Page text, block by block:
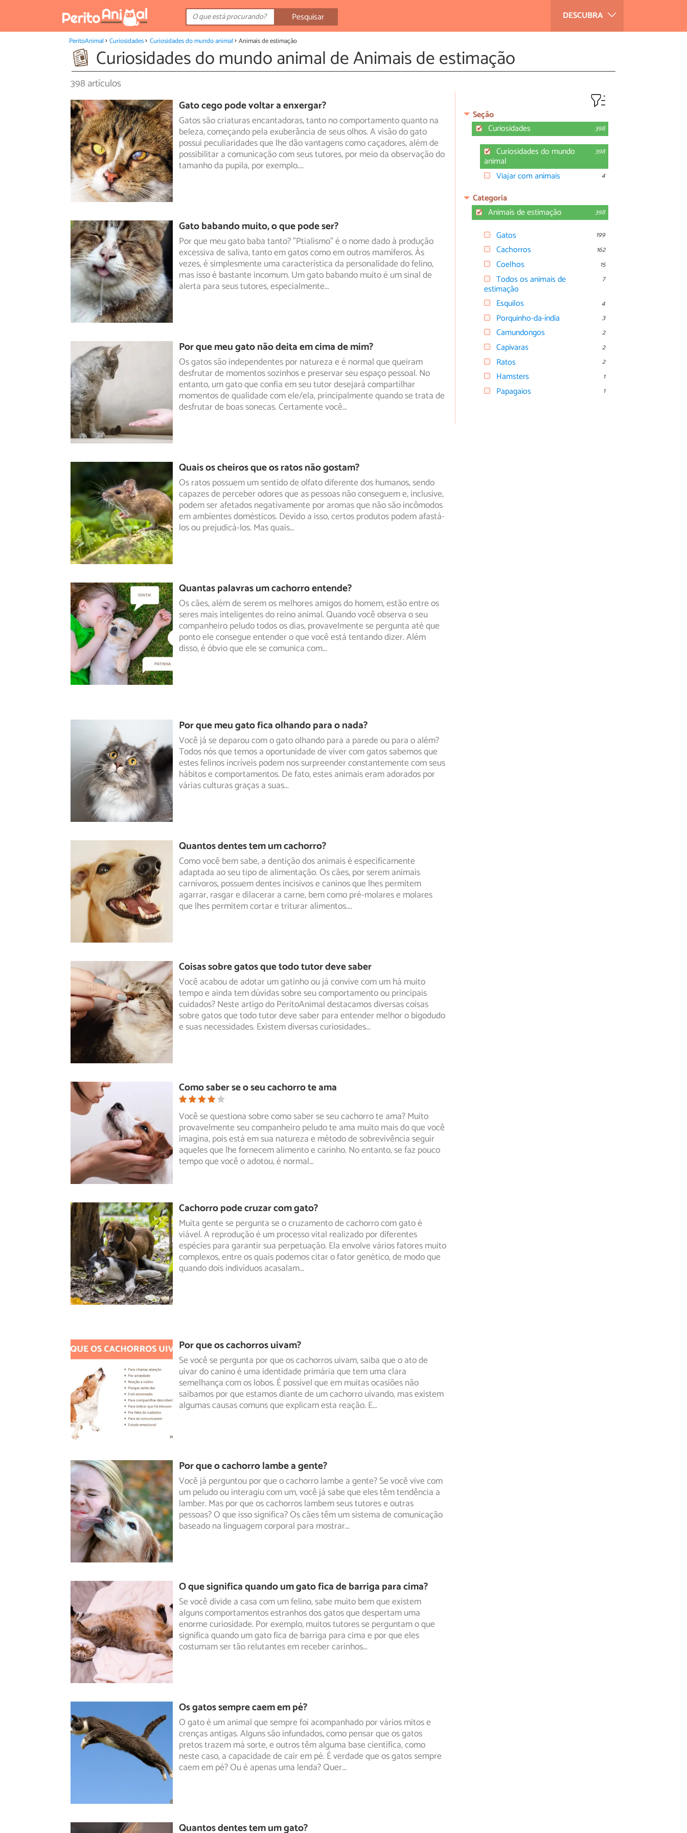
DESCUBRA
Pesquisar
PeritoAnimal Curiosidades Curiosidades do mundo animal Animais de estimação
Curiosidades do mundo animal de Animais de estimação
398 artículos
Gato cego pode voltar a enxergar?
Gatos são criaturas encantadoras, tanto no comportamento quanto na
beleza, começando pela exuberância de seus olhos. A visão do gato
possui peculiaridades que lhe dão vantagens como caçadores, além de
possibilitar a comunicação com seus tutores, por meio da observação do
tamanho da pupila, por exemplo....
Gato babando muito, o que pode ser?
Por que meu gato baba tanto? "Ptialismo" é o nome dado à produção
excessiva de saliva, tanto em gatos como em outros mamíferos. Às
vezes, ésimplesmente uma característica da personalidade do felino,
mas isso é bastante incomum. Um gato babando muito é um sinal de
alerta para seus tutores, especialmente...
Por que meu gato não deita em cima de mim?
Os gatos são independentes por natureza e é normal que queiram
desfrutar de momentos sozinhos e preservar seu espaço pessoal. No
entanto, umgato que confia em seu tutor desejará compartilhar
momentos de qualidade com ele/ela, principalmente quando se trata de
desfrutar de boas sonecas. Certamente você...
Quais os cheiros que os ratos não gostam?
Os ratos possuem um sentido de olfato diferente dos humanos, sendo
capazes de perceber odores que as pessoas não conseguem e, inclusive,
podemser afetados negativamente por aromas que não são incômodos
em ambientes domésticos. Devido a isso, certos produtos podem afastá-
los ou prejudicá-los. Mas quais...
Quantas palavras um cachorro entende?
Os cães, além de serem os melhores amigos do homem, estão entre os
seres mais inteligentes do reino animal. Quando você observa o seu
companheiropeludo todos os dias, provavelmente se pergunta até que
ponto ele consegue entender o que você está tentando dizer. Além
disso, é óbvio que ele se comunica com...
Por que meu gato fica olhando para o nada?
Você já se deparou com o gato olhando para a parede ou para o além?
Todos nós que temos a oportunidade de viver com gatos sabemos que
estesfelinos incríveis podem nos surpreender constantemente com seus
hábitos e comportamentos. De fato, estes animais eram adorados por
várias culturas graças a suas...
Quantos dentes tem um cachorro?
Como você bem sabe, a dentição dos animais é especificamente
adaptada ao seu tipo de alimentação. Os cães, por serem animais
carnívoros, possuemdentes incisivos e caninos que lhes permitem
agarrar, rasgar e dilacerar a carne, bem como pré-molares e molares
que lhes permitem cortar e triturar alimentos....
Coisas sobre gatos que todo tutor deve saber
Você acabou de adotar um gatinho ou já convive com um há muito
tempo e ainda tem dúvidas sobre seu comportamento ou principais
cuidados? Neste artigo do PeritoAnimal destacamos diversas coisas
sobre gatos que todo tutor deve saber para entender melhor o bigodudo
e suas necessidades. Existem diversas curiosidades...
Como saber se o seu cachorro te ama
Você se questiona sobre como saber se seu cachorro te ama? Muito
provavelmente seu companheiro peludo te ama muito mais do que você
imagina,pois está em sua natureza e método de sobrevivência seguir
aqueles que lhe fornecem alimento e carinho. No entanto, se faz pouco
tempo que você o adotou, é normal...
Cachorro pode cruzar com gato?
Muita gente se pergunta se o cruzamento de cachorro com gato é
viável. A reprodução é um processo vital realizado por diferentes
espécies paragarantir sua perpetuação. Ela envolve vários fatores muito
complexos, entre os quais podemos citar o fator genético, de modo que
quando dois indivíduos acasalam...
Por que os cachorros uivam?
Se você se pergunta por que os cachorros uivam, saiba que o ato de
uivar do canino é uma identidade primária que tem uma clara
semelhança comos lobos. É possível que em muitas ocasiões não
saibamos por que estamos diante de um cachorro uivando, mas existem
algumas causas comuns que explicam esta reação. E...
Por que o cachorro lambe a gente?
Você já perguntou por que o cachorro lambe a gente? Se você vive com
um peludo ou interagiu com um, você já sabe que eles têm tendência a
lamber.Mas por que os cachorros lambem seus tutores e outras
pessoas? O que isso significa? Os cães têm um sistema de comunicação
baseado na linguagem corporal para mostrar...
O que significa quando um gato fica de barriga para cima?
Se você divide a casa com um felino, sabe muito bem que existem
alguns comportamentos estranhos dos gatos que despertam uma
enorme curiosidade.Por exemplo, muitos tutores se perguntam o que
significa quando um gato fica de barriga para cima e por que eles
costumam ser tão relutantes em receber carinhos...
Os gatos sempre caem em pé?
O gato é um animal que sempre foi acompanhado por vários mitos e
crenças antigas. Alguns são infundados, como pensar que os gatos
pretos trazemmá sorte, e outros têm alguma base científica, como
neste caso, a capacidade de cair em pé. É verdade que os gatos sempre
caem em pé? Ou é apenas uma lenda? Quer...
Quantos dentes tem um gato?
Seção
Curiosidades
398
Curiosidades do mundo
animal
398
Viajar com animais 4
Categoria
Animais de estimação
398
Gatos 199
Cachorros 162
Coelhos 15
Todos os animais de
estimação
7
Esquilos 4
Porquinho-da-índia 3
Camundongos 2
Capivaras 2
Ratos 2
Hamsters 1
Papagaios 1